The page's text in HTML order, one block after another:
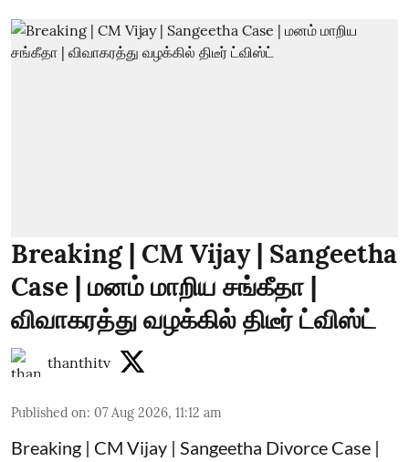
Breaking | CM Vijay | Sangeetha
Case | மனம் மாறிய சங்கீதா |
விவாகரத்து வழக்கில் திடீர் ட்விஸ்ட்
thanthitv
Published on: 07 Aug 2026, 11:12 am
Breaking | CM Vijay | Sangeetha Divorce Case |